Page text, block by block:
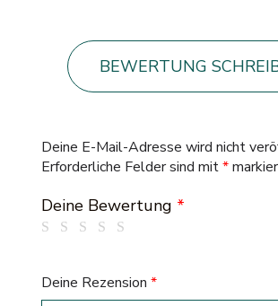
BEWERTUNG
Deine E-Mail-Adresse wird nicht
Erforderliche Felder sind mit*
Deine Bewertung *
Deine Rezension *